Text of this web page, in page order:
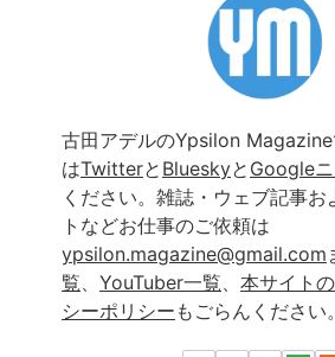
古田アデルのYpsilon
はTwitterと Blueskyと Google
ください。雑誌・ウェブ記事お
トなどお仕事のご依頼は
ypsilon.magazine@gmail.com
覧、 YouTuber一覧、 本サイト
シーポリシー もごらんください。